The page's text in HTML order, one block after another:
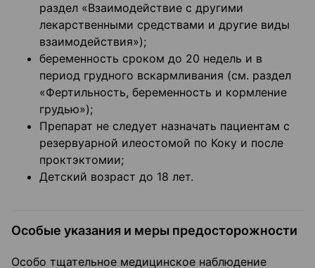
раздел «Взаимодействие с другими
лекарственными средствами и другие виды
взаимодействия»);
беременность сроком до 20 недель и в
период грудного вскармливания (см. раздел
«Фертильность, беременность и кормление
грудью»);
Препарат не следует назначать пациентам с
резервуарной илеостомой по Коку и после
проктэктомии;
Детский возраст до 18 лет.
Особые указания и меры предосторожности
Особо тщательное медицинское наблюдение